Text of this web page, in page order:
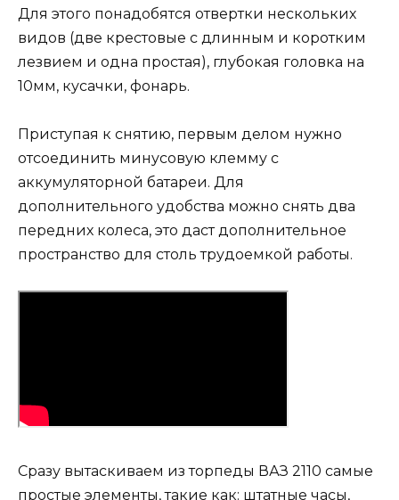
Для этого понадобятся отвертки нескольких
видов (две крестовые с длинным и коротким
лезвием и одна простая), глубокая головка на
10мм, кусачки, фонарь.
Приступая к снятию, первым делом нужно
отсоединить минусовую клемму с
аккумуляторной батареи. Для
дополнительного удобства можно снять два
передних колеса, это даст дополнительное
пространство для столь трудоемкой работы.
Сразу вытаскиваем из торпеды ВАЗ 2110 самые
простые элементы, такие как: штатные часы,